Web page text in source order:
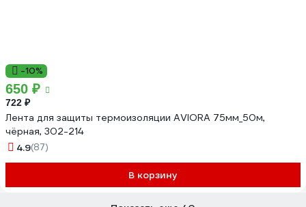
-10%
650 ₽
722 ₽
Лента для защиты термоизоляции AVIORA 75мм_50м,
чёрная, 302-214
4.9(87)
В корзину